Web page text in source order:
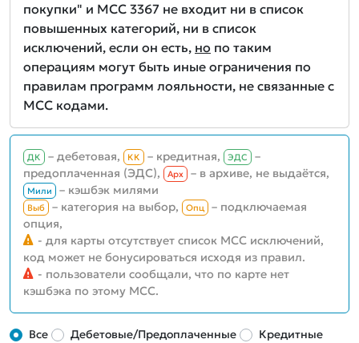
покупки" и MCC 3367 не входит ни в список
повышенных категорий, ни в список
исключений, если он есть, но по таким
операциям могут быть иные ограничения по
правилам программ лояльности, не связанные с
MCC кодами.
ДК – дебетовая, КК – кредитная, ЭДС
–
предоплаченная (ЭДС),
Aрх – в архиве, не выдаётся,
Мили – кэшбэк милями
Выб – категория на выбор, Опц
– подключаемая
опция,
- для карты отсутствует список MCC исключений,
код может не бонусироваться исходя из правил.
- пользователи сообщали, что по карте нет
кэшбэка по этому MCC.
Все Дебетовые/Предоплаченные
Кредитные